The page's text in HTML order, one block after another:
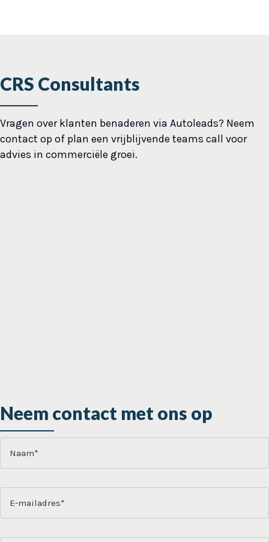
CRS Consultants
Vragen over klanten benaderen via Autoleads? Neem
contact op of plan een vrijblijvende teams call voor
advies in commerciële groei.
Neem contact met ons op